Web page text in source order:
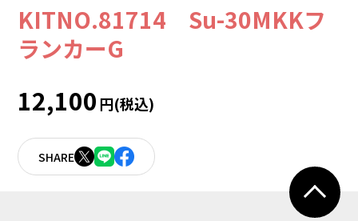
KITNO.81714 Su-30MKKフ
ランカーG
12,100円(税込)
SHARE